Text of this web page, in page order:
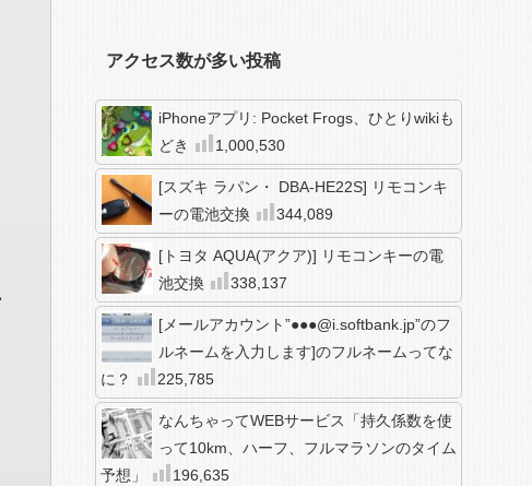
アクセス数が多い投稿
iPhoneアプリ: Pocket Frogs、ひとりwikiも
どき
1,000,530
[スズキ ラパン・ DBA-HE22S] リモコンキ
ーの電池交換
344,089
[トヨタ AQUA(アクア)] リモコンキーの電
池交換
338,137
[メールアカウント”●●●@i.softbank.jp”のフ
ルネームを入力します]のフルネームってな
に？
225,785
なんちゃってWEBサービス「持久係数を使
って10km、ハーフ、フルマラソンのタイム
予想」
196,635